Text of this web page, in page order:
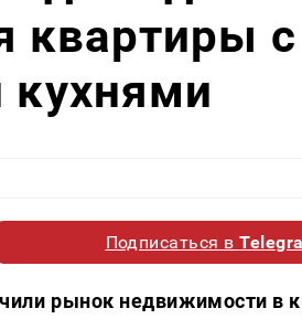
квартиры
Подписаться в
рынок недвижимости в